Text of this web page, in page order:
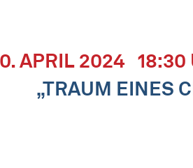
APRIL 2024 18:30
„TRAUM EINES